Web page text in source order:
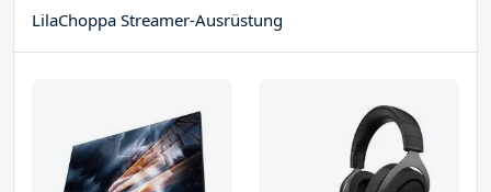
LilaChoppa Streamer-Ausrüstung